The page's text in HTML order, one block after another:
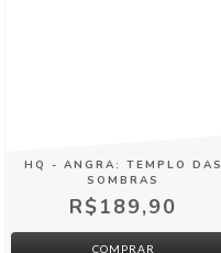
HQ - ANGRA: TEMPLO DAS
SOMBRAS
R$189,90
COMPRAR